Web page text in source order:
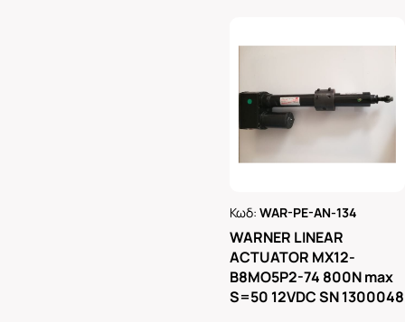
Κωδ:WAR-PE-AN-134
WARNER LINEAR
ACTUATOR MX12-
B8MO5P2-74 800N max
S=50 12VDC SN 1300048